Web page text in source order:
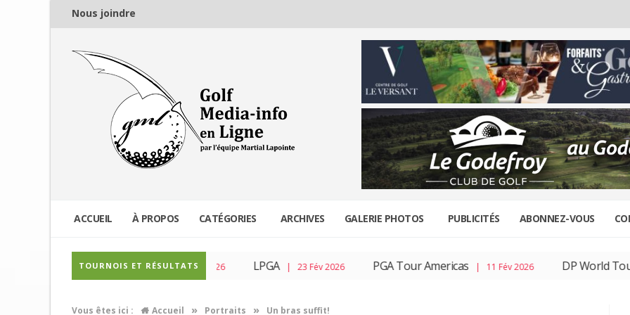
Nous joindre
ACCUEIL À PROPOS CATÉGORIES ARCHIVES GALERIE PHOTOS PUBLICITÉS ABONNEZ-VOUS
TOURNOIS ET RÉSULTATS
PGA Tour | 04 Mar 2026 LPGA | 23 Fév 2026 PGA Tour Americas| 11 Fév 2026 DP World Tour| 04
Vous êtes ici : Accueil » Portraits » Un bras suffit!